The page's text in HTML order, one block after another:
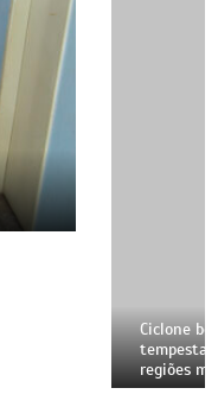
quinta (6):
100 km/h; veja as